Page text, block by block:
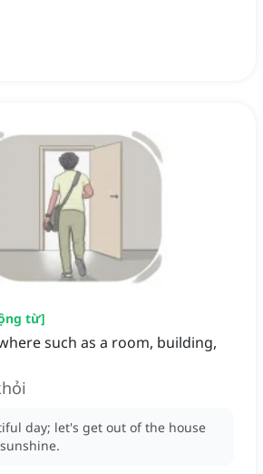
từ]
such as a room, building,
day; let's get out of the house